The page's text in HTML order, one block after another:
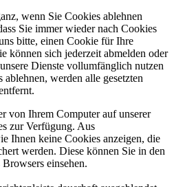
wenn Sie Cookies ablehnen
Sie immer wieder nach Cookies
bitte, einen Cookie für Ihre
können sich jederzeit abmelden oder
Dienste vollumfänglich nutzen
werden alle gesetzten
von Ihrem Computer auf unserer
zur Verfügung. Aus
Ihnen keine Cookies anzeigen, die
werden. Diese können Sie in den
einsehen.